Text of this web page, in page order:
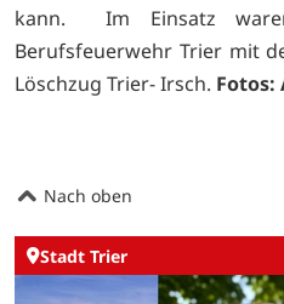
kann. Im Einsatz
Berufsfeuerwehr Trier mit
Löschzug Trier- Irsch. Fotos:
Nach oben
Stadt Trier